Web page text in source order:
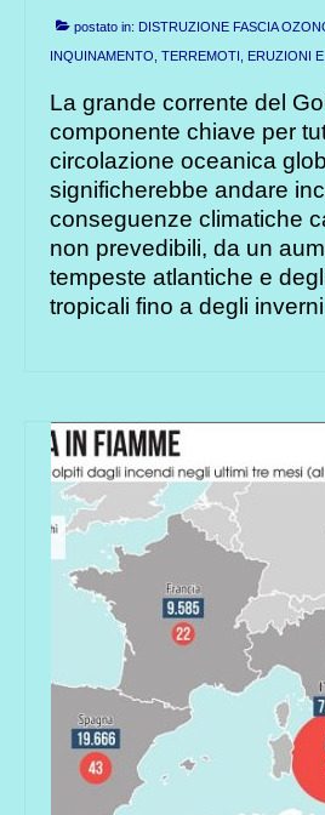
postato in: DISTRUZIONE FASCIA
INQUINAMENTO TERREMOTI, ERUZIONI
La grande corrente del
componente chiave per
circolazione oceanica
significherebbe andare
conseguenze climatiche
non prevedibili, da un
tempeste atlantiche e
tropicali fino a degli